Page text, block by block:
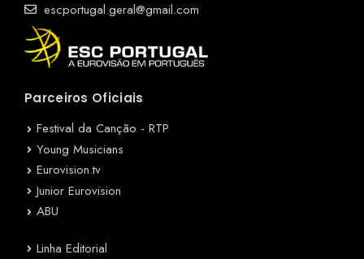
escportugal.geral@gmail.com
Parceiros Oficiais
Festival da Canção - RTP
Young Musicians
Eurovision.tv
Junior Eurovision
ABU
Linha Editorial